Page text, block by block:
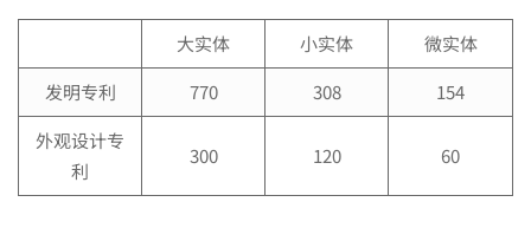
的
美
国
大实体 小实体
微实体
发明专利
770 308
154
外观设计专
利
300 120 60